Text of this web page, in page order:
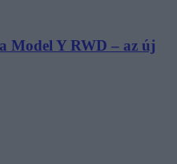
Model Y RWD – az új